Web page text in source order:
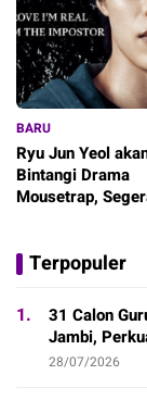
BARU
Ryu Jun Yeol
Bintangi Drama
Mousetrap,
Terpopuler
1.
31 Calon
Jambi,
28/07/2026